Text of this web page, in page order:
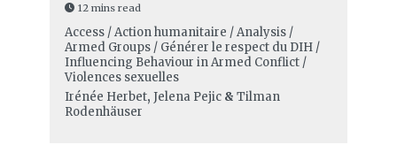
12 mins read
Access / Action humanitaire / Analysis /
Armed Groups / Générer le respect du DIH /
Influencing Behaviour in Armed Conflict /
Violences sexuelles
Irénée Herbet, Jelena Pejic& Tilman
Rodenhäuser